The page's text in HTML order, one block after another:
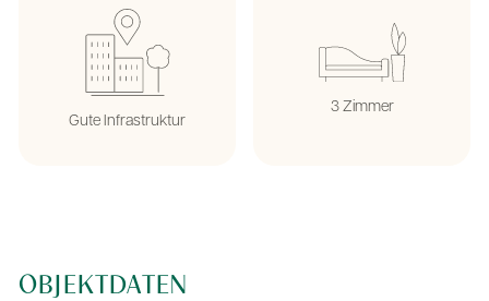
Gute Infrastruktur
3 Zimmer
OBJEKTDATEN